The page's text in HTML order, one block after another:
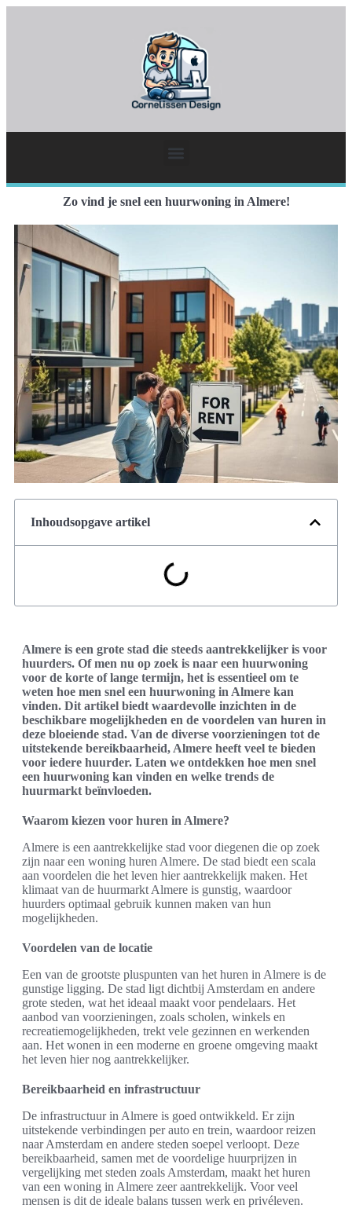
Zo vind je snel een huurwoning in Almere!
Inhoudsopgave artikel
Almere is een grote stad die steeds aantrekkelijker is voor
huurders. Of men nu op zoek is naar een huurwoning
voor de korte of lange termijn, het is essentieel om te
weten hoe men snel een huurwoning in Almere kan
vinden. Dit artikel biedt waardevolle inzichten in de
beschikbare mogelijkheden en de voordelen van huren in
deze bloeiende stad. Van de diverse voorzieningen tot de
uitstekende bereikbaarheid, Almere heeft veel te bieden
voor iedere huurder. Laten we ontdekken hoe men snel
een huurwoning kan vinden en welke trends de
huurmarkt beïnvloeden.
Waarom kiezen voor huren in Almere?
Almere is een aantrekkelijke stad voor diegenen die op zoek
zijn naar een woning huren Almere. De stad biedt een scala
aan voordelen die het leven hier aantrekkelijk maken. Het
klimaat van de huurmarkt Almere is gunstig, waardoor
huurders optimaal gebruik kunnen maken van hun
mogelijkheden.
Voordelen van de locatie
Een van de grootste pluspunten van het huren in Almere is de
gunstige ligging. De stad ligt dichtbij Amsterdam en andere
grote steden, wat het ideaal maakt voor pendelaars. Het
aanbod van voorzieningen, zoals scholen, winkels en
recreatiemogelijkheden, trekt vele gezinnen en werkenden
aan. Het wonen in een moderne en groene omgeving maakt
het leven hier nog aantrekkelijker.
Bereikbaarheid en infrastructuur
De infrastructuur in Almere is goed ontwikkeld. Er zijn
uitstekende verbindingen per auto en trein, waardoor reizen
naar Amsterdam en andere steden soepel verloopt. Deze
bereikbaarheid, samen met de voordelige huurprijzen in
vergelijking met steden zoals Amsterdam, maakt het huren
van een woning in Almere zeer aantrekkelijk. Voor veel
mensen is dit de ideale balans tussen werk en privéleven.